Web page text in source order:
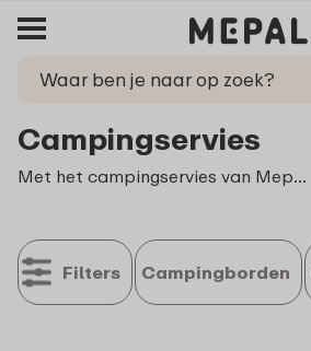
Campingservies
Met het campingservies van Mepal wordt elke maaltijd een feest. Laat je tafel stralen, dek als voor een feestdag, en geniet van de gezelligheid. Die kostbare momenten, dat maakt het buitenleven zo bijzonder.
Filters Campingborden